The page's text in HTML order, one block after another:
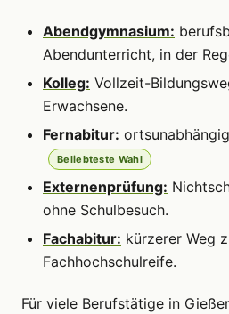
Abendgymnasium:
Abendunterricht, in der
Kolleg: Vollzeit-
Erwachsene.
Fernabitur:
Beliebteste Wahl
Externenprüfung:
ohne Schulbesuch.
Fachabitur: kürzerer Weg
Fachhochschulreife.
Für viele Berufstätige in